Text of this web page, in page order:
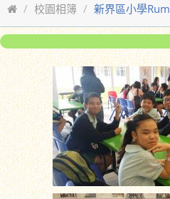
校園相簿 新界區小學